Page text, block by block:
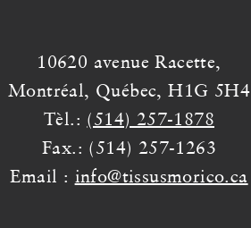
10620 avenue Racette,
Montréal, Québec, H1G 5H4
Tèl.: (514) 257-1878
Fax.: (514) 257-1263
Email : info@tissusmorico.ca